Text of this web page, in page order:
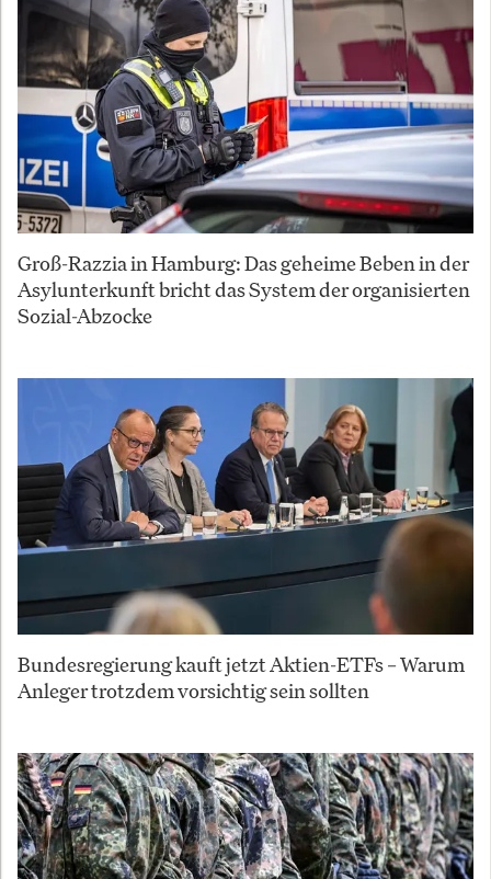
Groß-Razzia in Hamburg: Das geheime Beben in der
Asylunterkunft bricht das System der organisierten
Sozial-Abzocke
Bundesregierung kauft jetzt Aktien-ETFs – Warum
Anleger trotzdem vorsichtig sein sollten